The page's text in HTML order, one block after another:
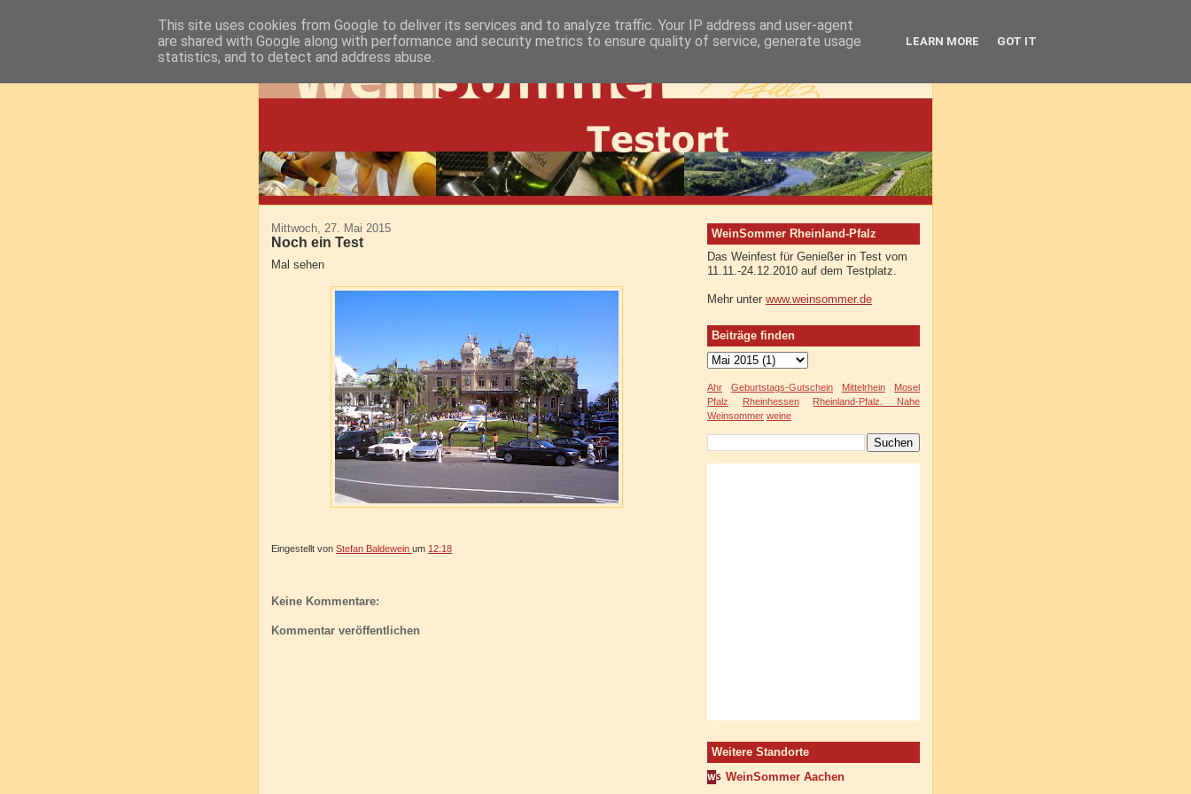
Mittwoch, 27. Mai 2015
Noch ein Test
Mal sehen
Eingestellt von Stefan Baldewein um 12:18
Keine Kommentare:
Kommentar veröffentlichen
WeinSommer Rheinland-Pfalz
Das Weinfest für Genießer in Test vom
11.11.-24.12.2010 auf dem Testplatz.
Mehr unter www.weinsommer.de
Beiträge finden
Ahr Geburtstags-Gutschein Mittelrhein
Mosel
Pfalz
Rheinhessen
Rheinland-Pfalz. Nahe
Weinsommer weine
Weitere Standorte
WeinSommer Aachen
This site uses cookies from Google to deliver its services and to analyze traffic. Your IP address and user-agent
are shared with Google along with performance and security metrics to ensure quality of service, generate usage
statistics, and to detect and address abuse.
LEARN MORE GOT IT